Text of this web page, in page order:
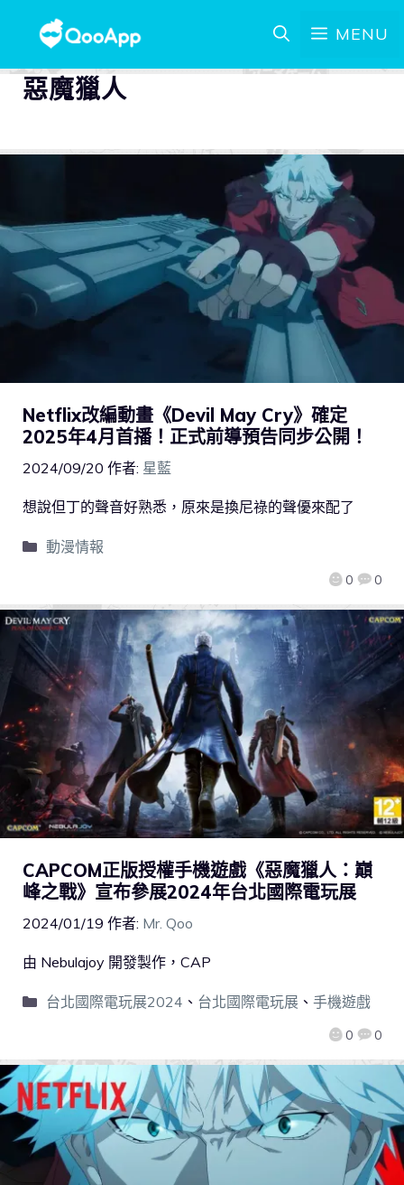
MENU
惡魔獵人
Netflix改編動畫《Devil May Cry》確定
2025年4月首播！正式前導預告同步公開！
2024/09/20 作者: 星藍
0 0
想說但丁的聲音好熟悉，原來是換尼祿的聲優來配了
動漫情報
CAPCOM正版授權手機遊戲《惡魔獵人：巔
峰之戰》宣布參展2024年台北國際電玩展
2024/01/19 作者: Mr. Qoo
0 0
由 Nebulajoy 開發製作，CAP
台北國際電玩展2024 、 台北國際電玩展、 手機遊戲